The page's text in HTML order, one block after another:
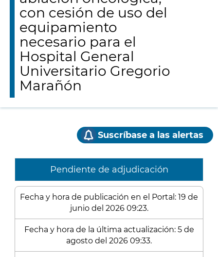
con cesión de uso del
equipamiento
necesario para el
Hospital General
Universitario Gregorio
Marañón
Suscríbase a las alertas
Pendiente de adjudicación
Fecha y hora de publicación en el Portal: 19 de
junio del 2026 09:23.
Fecha y hora de la última actualización: 5 de
agosto del 2026 09:33.